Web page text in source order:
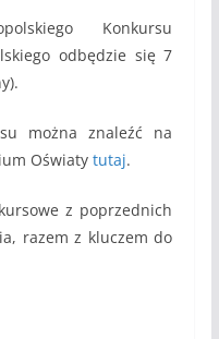
Konkursu
odbędzie się 7
można znaleźć na
Oświaty tutaj.
z poprzednich
razem z kluczem do